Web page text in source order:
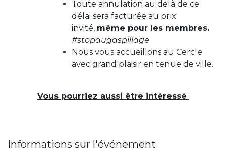
Toute annulation au delà de ce
délai sera facturée au prix
invité, même pour les membres.
#stopaugaspillage
Nous vous accueillons au Cercle
avec grand plaisir en tenue de ville.
Vous pourriez aussi être intéressé
Informations sur l'événement